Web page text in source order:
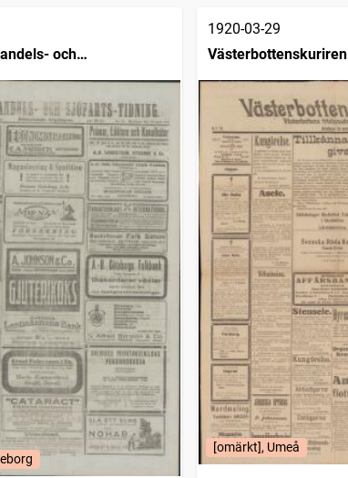
och
(1832)
1920-03-29
Västerbottenskuriren
[omärkt], Umeå